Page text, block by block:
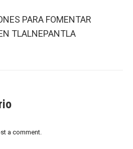
PARA FOMENTAR
TLALNEPANTLA
a comment.